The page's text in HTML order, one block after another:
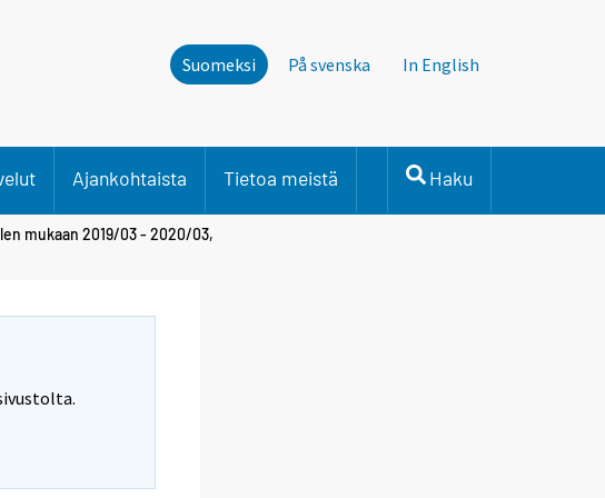
Suomeksi På svenska In English
Ajankohtaista Tietoa meistä Haku
mukaan 2019/03 - 2020/03,